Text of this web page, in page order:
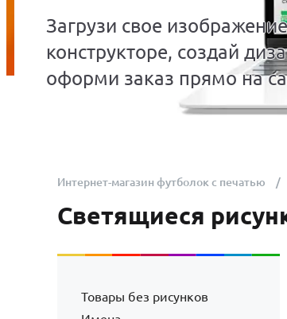
Загрузи свое
конструкторе, создай
оформи заказ прямо на
Интернет-магазин футболок с печатью
Светящиеся
Товары без рисунков